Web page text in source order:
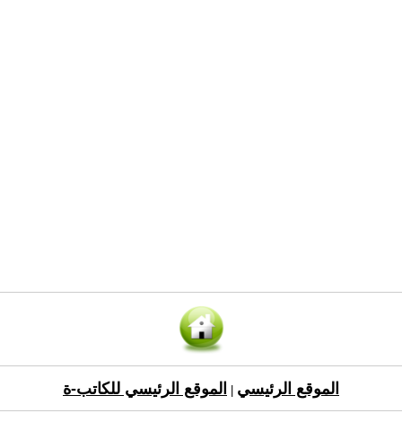
الموقع الرئيسي الموقع الرئيسي للكاتب-ة